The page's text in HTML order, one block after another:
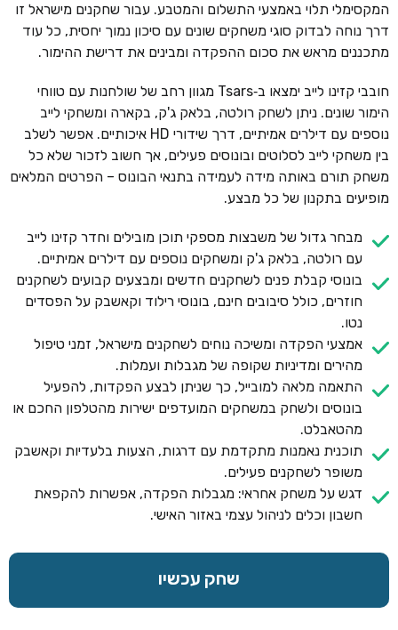
המקסימלי תלוי באמצעי התשלום והמטבע. עבור שחקנים מישראל זו
דרך נוחה לבדוק סוגי משחקים שונים עם סיכון נמוך יחסית, כל עוד
מתכננים מראש את סכום ההפקדה ומבינים את דרישת ההימור.
חובבי קזינו לייב ימצאו ב‑Tsars מגוון רחב של שולחנות עם טווחי
הימור שונים. ניתן לשחק רולטה, בלאק ג'ק, בקארה ומשחקי לייב
נוספים עם דילרים אמיתיים, דרך שידורי HD איכותיים. אפשר לשלב
בין משחקי לייב לסלוטים ובונוסים פעילים, אך חשוב לזכור שלא כל
משחק תורם באותה מידה לעמידה בתנאי הבונוס – הפרטים המלאים
מופיעים בתקנון של כל מבצע.
מבחר גדול של משבצות מספקי תוכן מובילים וחדר קזינו לייב
עם רולטה, בלאק ג'ק ומשחקים נוספים עם דילרים אמיתיים.
בונוסי קבלת פנים לשחקנים חדשים ומבצעים קבועים לשחקנים
חוזרים, כולל סיבובים חינם, בונוסי רילוד וקאשבק על הפסדים
נטו.
אמצעי הפקדה ומשיכה נוחים לשחקנים מישראל, זמני טיפול
מהירים ומדיניות שקופה של מגבלות ועמלות.
התאמה מלאה למובייל, כך שניתן לבצע הפקדות, להפעיל
בונוסים ולשחק במשחקים המועדפים ישירות מהטלפון החכם או
מהטאבלט.
תוכנית נאמנות מתקדמת עם דרגות, הצעות בלעדיות וקאשבק
משופר לשחקנים פעילים.
דגש על משחק אחראי: מגבלות הפקדה, אפשרות להקפאת
חשבון וכלים לניהול עצמי באזור האישי.
שחק עכשיו